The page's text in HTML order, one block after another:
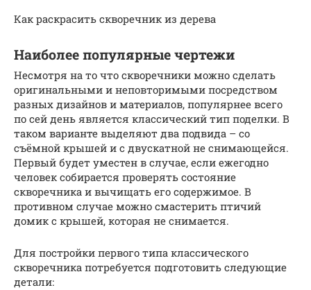
Как раскрасить скворечник из дерева
Наиболее популярные чертежи
Несмотря на то что скворечники можно сделать
оригинальными и неповторимыми посредством
разных дизайнов и материалов, популярнее всего
по сей день является классический тип поделки. В
таком варианте выделяют два подвида – со
съёмной крышей и с двускатной не снимающейся.
Первый будет уместен в случае, если ежегодно
человек собирается проверять состояние
скворечника и вычищать его содержимое. В
противном случае можно смастерить птичий
домик с крышей, которая не снимается.
Для постройки первого типа классического
скворечника потребуется подготовить следующие
детали: